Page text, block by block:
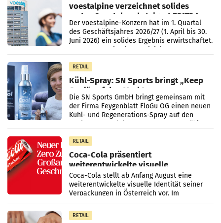
voestalpine verzeichnet solides
erstes Quartal und steigert EBITDA
Der voestalpine-Konzern hat im 1. Quartal
des Geschäftsjahres 2026/27 (1. April bis 30.
Juni 2026) ein solides Ergebnis erwirtschaftet.
Der Umsatz stieg im Vergleich zur
RETAIL
Kühl-Spray: SN Sports bringt „Keep
Cool“ auf den Markt
Die SN Sports GmbH bringt gemeinsam mit
der Firma Feygenblatt FloGu OG einen neuen
Kühl- und Regenerations-Spray auf den
Markt. Das Produkt namens „Keep Cool“ ist zu
RETAIL
Coca-Cola präsentiert
weiterentwickelte visuelle
Markenidentität
Coca-Cola stellt ab Anfang August eine
weiterentwickelte visuelle Identität seiner
Verpackungen in Österreich vor. Im
Mittelpunkt des Redesigns stehen zentrale
Gestaltungselemente
RETAIL